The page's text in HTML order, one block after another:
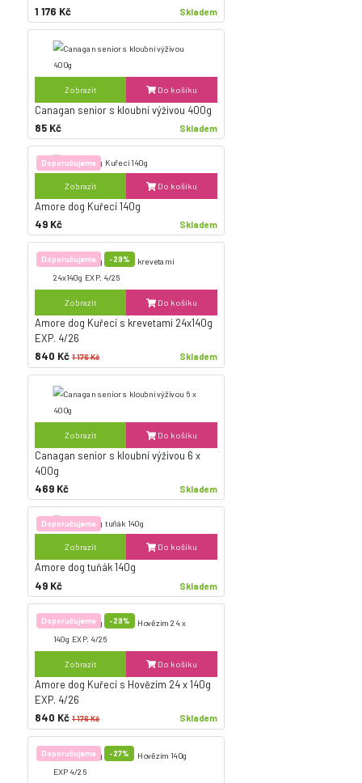
1 176 Kč Skladem
Zobrazit Do košíku
Canagan senior s kloubní výživou 400g
85 Kč
Skladem
Doporučujeme
Zobrazit Do košíku
Amore dog Kuřecí 140g
49 Kč
Skladem
Doporučujeme -29%
Zobrazit Do košíku
Amore dog Kuřecí s krevetami 24x140g
EXP. 4/26
840 Kč 1 176 Kč Skladem
Zobrazit Do košíku
Canagan senior s kloubní výživou 6 x
400g
469 Kč
Skladem
Doporučujeme
Zobrazit Do košíku
Amore dog tuňák 140g
49 Kč
Skladem
Doporučujeme -29%
Zobrazit Do košíku
Amore dog Kuřecí s Hovězím 24 x 140g
EXP. 4/26
840 Kč 1 176 Kč Skladem
Doporučujeme -27%